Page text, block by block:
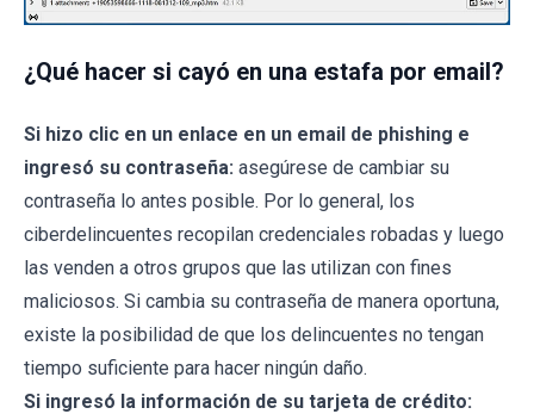
¿Qué hacer si cayó en una estafa por email?
Si hizo clic en un enlace en un email de phishing e
ingresó su contraseña: asegúrese de cambiar su
contraseña lo antes posible. Por lo general, los
ciberdelincuentes recopilan credenciales robadas y luego
las venden a otros grupos que las utilizan con fines
maliciosos. Si cambia su contraseña de manera oportuna,
existe la posibilidad de que los delincuentes no tengan
tiempo suficiente para hacer ningún daño.
Si ingresó la información de su tarjeta de crédito: